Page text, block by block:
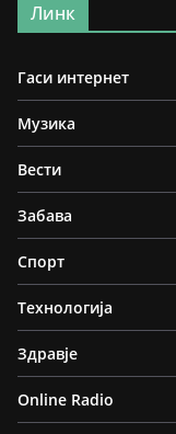
Линк
Гаси интернет
Музика
Вести
Забава
Спорт
Технологија
Здравје
Online Radio